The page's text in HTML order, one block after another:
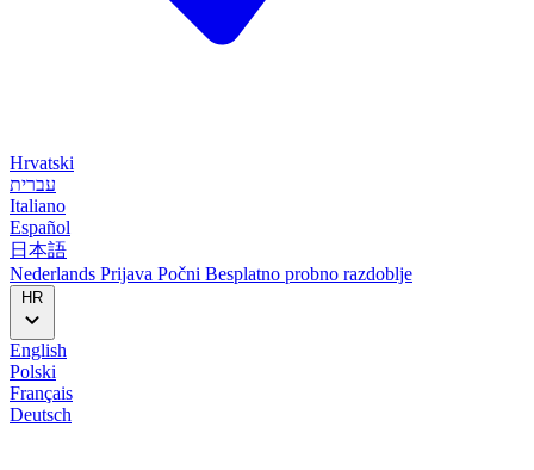
Hrvatski
עברית
Italiano
Español
日本語
Nederlands Prijava Počni Besplatno probno razdoblje
HR
English
Polski
Français
Deutsch